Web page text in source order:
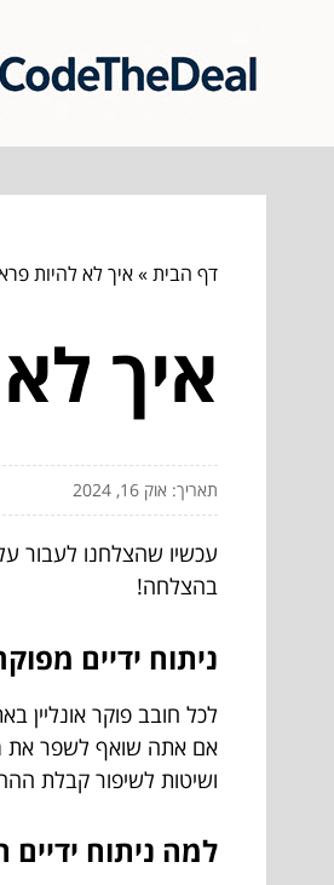
דף הבית»איך לא להיות
איך
תאריך: אוק 16, 2024
עכשיו שהצלחנו לעבור
בהצלחה!
ניתוח ידיים
לכל חובב פוקר אונליין
אם אתה שואף לשפר את
ושיטות לשיפור קבלת
למה ניתוח ידיים